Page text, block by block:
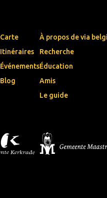
Carte
Itinéraires
Événements
Blog
À propos de via
Recherche
Éducation
Amis
Le guide